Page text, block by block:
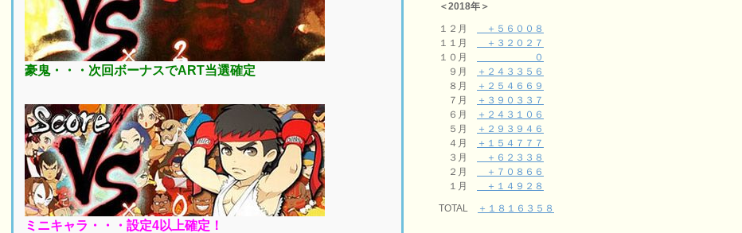
豪鬼・・・次回ボーナスでART当選確定
ミニキャラ・・・設定4以上確定！
＜2018年＞
１２月
＋５６００８
１１月
＋３２０２７
１０月
０
９月
＋２４３３５６
８月
＋２５４６６９
７月
＋３９０３３７
６月
＋２４３１０６
５月
＋２９３９４６
４月
＋１５４７７７
３月
＋６２３３８
２月
＋７０８６６
１月
＋１４９２８
TOTAL
＋１８１６３５８